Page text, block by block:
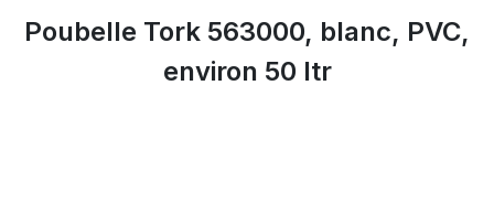
Poubelle Tork 563000, blanc, PVC,
environ 50 ltr